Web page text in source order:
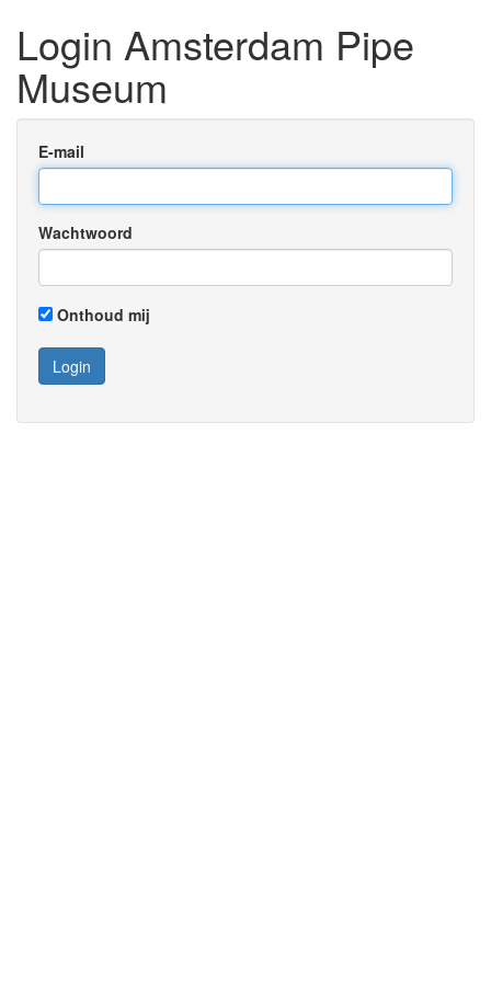
Login Amsterdam Pipe
Museum
E-mail
Wachtwoord
Onthoud mij
Login